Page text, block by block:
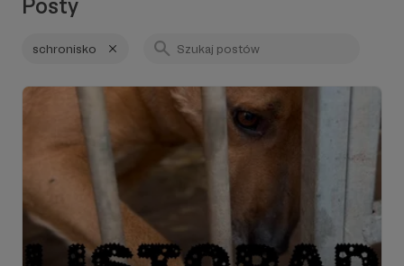
Posty
schronisko